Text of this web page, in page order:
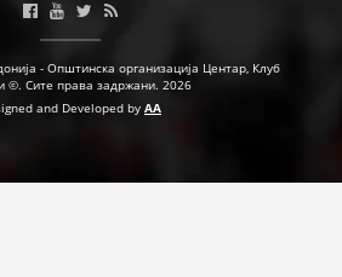
- Општинска организација Центар, Клуб
©. Сите права задржани. 2026
and Developed by AA